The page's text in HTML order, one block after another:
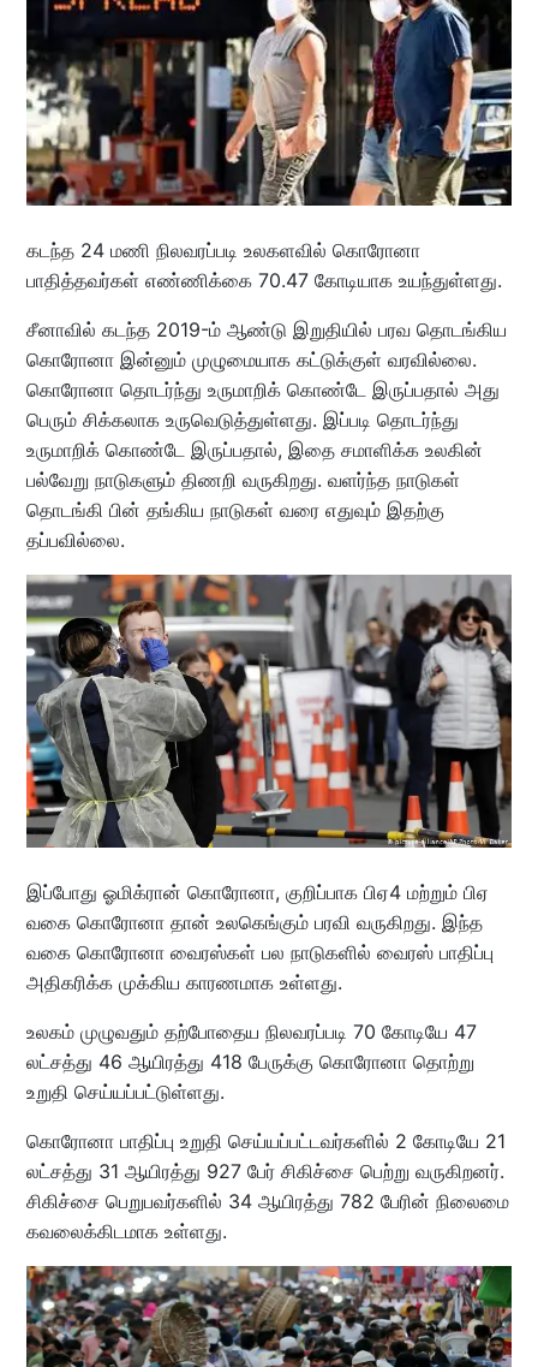
கடந்த 24 மணி நிலவரப்படி உலகளவில் கொரோனா
பாதித்தவர்கள் எண்ணிக்கை 70.47 கோடியாக உயந்துள்ளது.
சீனாவில் கடந்த 2019-ம் ஆண்டு இறுதியில் பரவ தொடங்கிய
கொரோனா இன்னும் முழுமையாக கட்டுக்குள் வரவில்லை.
கொரோனா தொடர்ந்து உருமாறிக் கொண்டே இருப்பதால் அது
பெரும் சிக்கலாக உருவெடுத்துள்ளது. இப்படி தொடர்ந்து
உருமாறிக் கொண்டே இருப்பதால், இதை சமாளிக்க உலகின்
பல்வேறு நாடுகளும் திணறி வருகிறது. வளர்ந்த நாடுகள்
தொடங்கி பின் தங்கிய நாடுகள் வரை எதுவும் இதற்கு
தப்பவில்லை.
இப்போது ஓமிக்ரான் கொரோனா, குறிப்பாக பிஏ4 மற்றும் பிஏ
வகை கொரோனா தான் உலகெங்கும் பரவி வருகிறது. இந்த
வகை கொரோனா வைரஸ்கள் பல நாடுகளில் வைரஸ் பாதிப்பு
அதிகரிக்க முக்கிய காரணமாக உள்ளது.
உலகம் முழுவதும் தற்போதைய நிலவரப்படி 70 கோடியே 47
லட்சத்து 46 ஆயிரத்து 418 பேருக்கு கொரோனா தொற்று
உறுதி செய்யப்பட்டுள்ளது.
கொரோனா பாதிப்பு உறுதி செய்யப்பட்டவர்களில் 2 கோடியே 21
லட்சத்து 31 ஆயிரத்து 927 பேர் சிகிச்சை பெற்று வருகிறனர்.
சிகிச்சை பெறுபவர்களில் 34 ஆயிரத்து 782 பேரின் நிலைமை
கவலைக்கிடமாக உள்ளது.